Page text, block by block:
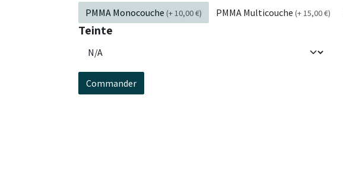
PMMA Monocouche (+10,00€) PMMA Multicouche (+15,00€)
Teinte
Commander